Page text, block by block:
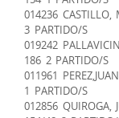
014236 CASTILLO,
3 PARTIDO/S
019242
186 2 PARTIDO/S
011961
1 PARTIDO/S
012856 QUIROGA,